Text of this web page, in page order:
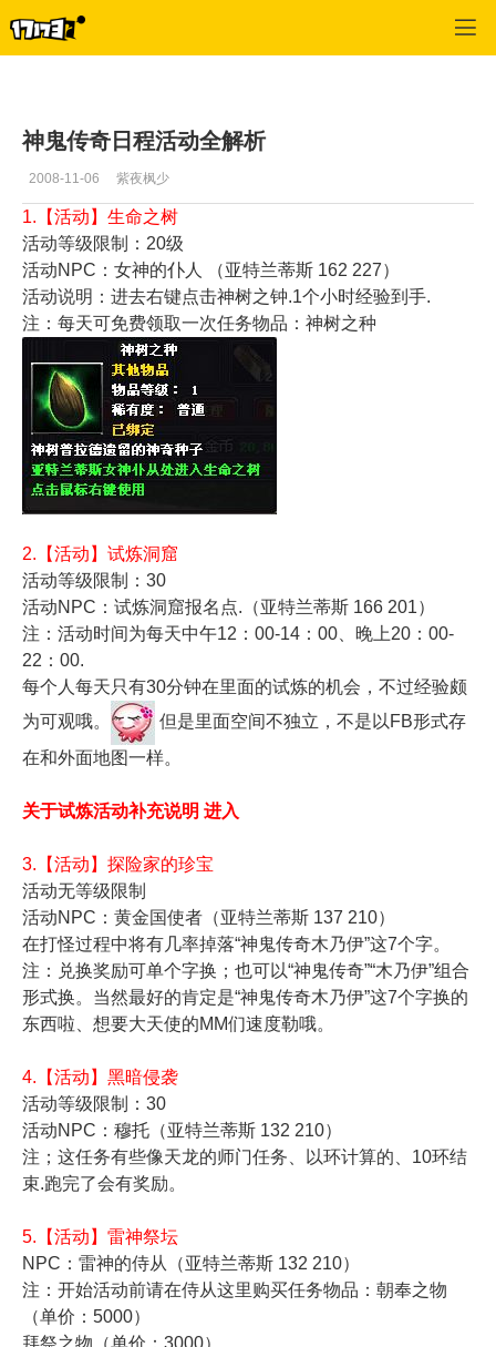
神鬼传奇日程活动全解析
2008-11-06 紫夜枫少
1.【活动】生命之树
活动等级限制：20级
活动NPC：女神的仆人 （亚特兰蒂斯 162 227）
活动说明：进去右键点击神树之钟.1个小时经验到手.
注：每天可免费领取一次任务物品：神树之种
2.【活动】试炼洞窟
活动等级限制：30
活动NPC：试炼洞窟报名点.（亚特兰蒂斯 166 201）
注：活动时间为每天中午12：00-14：00、晚上20：00-
22：00.
每个人每天只有30分钟在里面的试炼的机会，不过经验颇
为可观哦。
但是里面空间不独立，不是以FB形式存
在和外面地图一样。
关于试炼活动补充说明 进入
3.【活动】探险家的珍宝
活动无等级限制
活动NPC：黄金国使者（亚特兰蒂斯 137 210）
在打怪过程中将有几率掉落“神鬼传奇木乃伊”这7个字。
注：兑换奖励可单个字换；也可以“神鬼传奇”“木乃伊”组合
形式换。当然最好的肯定是“神鬼传奇木乃伊”这7个字换的
东西啦、想要大天使的MM们速度勒哦。
4.【活动】黑暗侵袭
活动等级限制：30
活动NPC：穆托（亚特兰蒂斯 132 210）
注；这任务有些像天龙的师门任务、以环计算的、10环结
束.跑完了会有奖励。
5.【活动】雷神祭坛
NPC：雷神的侍从（亚特兰蒂斯 132 210）
注：开始活动前请在侍从这里购买任务物品：朝奉之物
（单价：5000）
拜祭之物（单价：3000）